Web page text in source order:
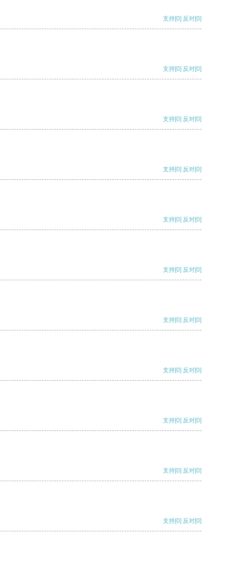
支持[0] 反对[0]
支持[0] 反对[0]
支持[0] 反对[0]
支持[0] 反对[0]
支持[0] 反对[0]
支持[0] 反对[0]
支持[0] 反对[0]
支持[0] 反对[0]
支持[0] 反对[0]
支持[0] 反对[0]
支持[0] 反对[0]